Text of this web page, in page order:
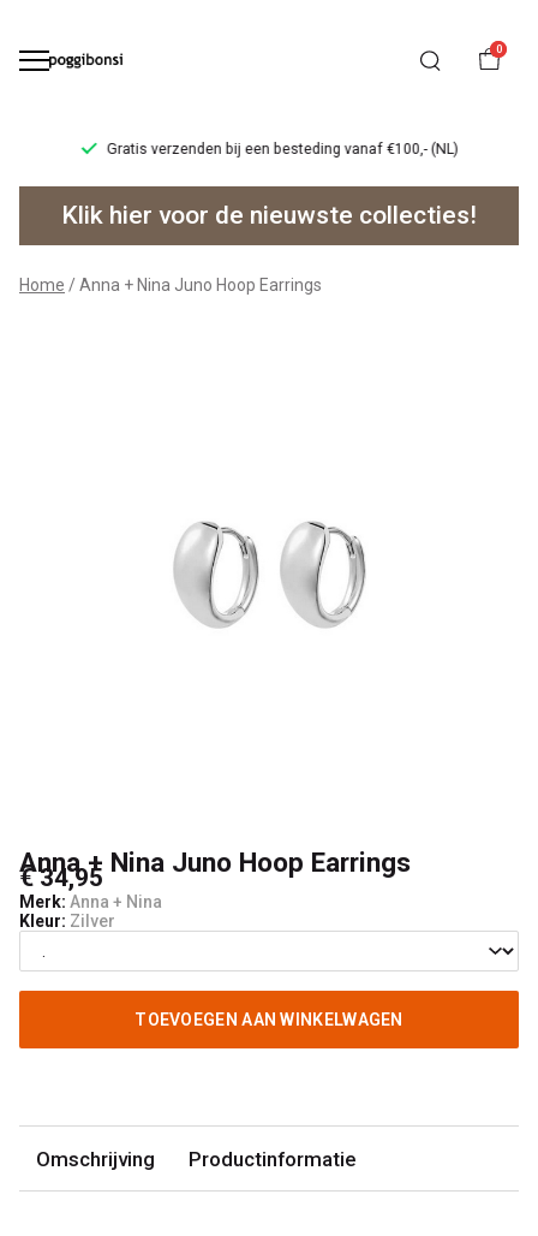
0
Gratis verzenden bij een besteding vanaf €100,- (NL)
Anna
+
Nina
Poggibonsi
Klik hier voor de nieuwste collecties!
Home Anna + Nina Juno Hoop Earrings
Anna + Nina Juno Hoop Earrings
€ 34,95
Merk: Anna + Nina
Kleur: Zilver
TOEVOEGEN AAN WINKELWAGEN
Omschrijving Productinformatie